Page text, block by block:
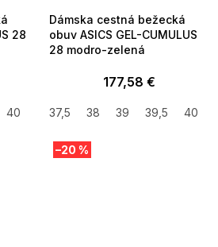
28
40 40,5 42 41,5
Dámska cestná bežecká
obuv ASICS GEL-CUMULUS
28 modro-zelená
177,58 €
37,5 38 39 39,5 40
–20 %